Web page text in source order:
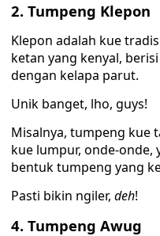
2. Tumpeng Klepon
Klepon adalah kue
ketan yang kenyal,
dengan kelapa parut.
Unik banget, lho, guys!
Misalnya, tumpeng kue
kue lumpur, onde-
bentuk tumpeng yang
Pasti bikin ngiler, deh!
4. Tumpeng Awug